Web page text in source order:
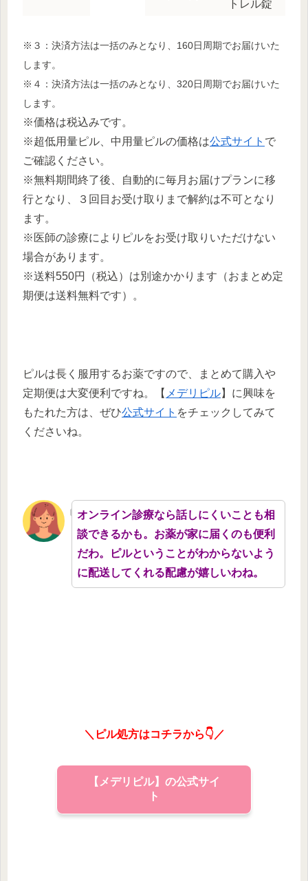
トレル錠
※３：決済方法は一括のみとなり、160日周期でお届けいた
します。
※４：決済方法は一括のみとなり、320日周期でお届けいた
します。
※価格は税込みです。
※超低用量ピル、中用量ピルの価格は公式サイト で
ご確認ください。
※無料期間終了後、自動的に毎月お届けプランに移
行となり、３回目お受け取りまで解約は不可となり
ます。
※医師の診療によりピルをお受け取りいただけない
場合があります。
※送料550円（税込）は別途かかります（おまとめ定
期便は送料無料です）。
ピルは長く服用するお薬ですので、まとめて購入や
定期便は大変便利ですね。【 メデリピル】に興味を
もたれた方は、ぜひ公式サイト をチェックしてみて
くださいね。
オンライン診療なら話しにくいことも相
談できるかも。お薬が家に届くのも便利
だわ。ピルということがわからないよう
に配送してくれる配慮が嬉しいわね。
＼ピル処方はコチラから👇／
【メデリピル】の公式サイ
ト